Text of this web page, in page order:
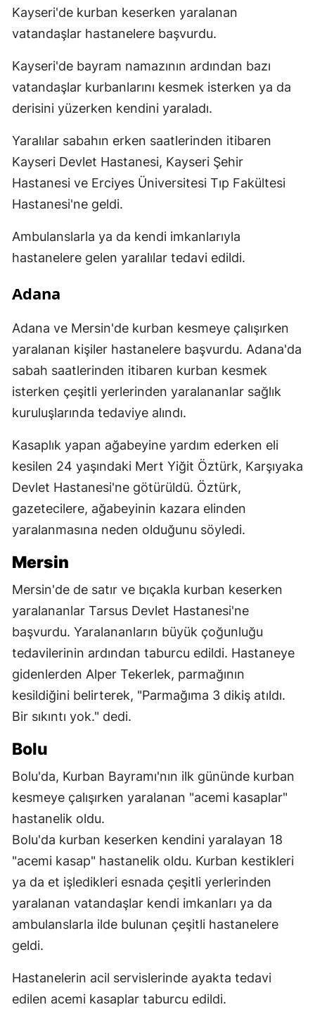
Kayseri'de kurban keserken yaralanan
vatandaşlar hastanelere başvurdu.
Kayseri'de bayram namazının ardından bazı
vatandaşlar kurbanlarını kesmek isterken ya da
derisini yüzerken kendini yaraladı.
Yaralılar sabahın erken saatlerinden itibaren
Kayseri Devlet Hastanesi, Kayseri Şehir
Hastanesi ve Erciyes Üniversitesi Tıp Fakültesi
Hastanesi'ne geldi.
Ambulanslarla ya da kendi imkanlarıyla
hastanelere gelen yaralılar tedavi edildi.
Adana
Adana ve Mersin'de kurban kesmeye çalışırken
yaralanan kişiler hastanelere başvurdu. Adana'da
sabah saatlerinden itibaren kurban kesmek
isterken çeşitli yerlerinden yaralananlar sağlık
kuruluşlarında tedaviye alındı.
Kasaplık yapan ağabeyine yardım ederken eli
kesilen 24 yaşındaki Mert Yiğit Öztürk, Karşıyaka
Devlet Hastanesi'ne götürüldü. Öztürk,
gazetecilere, ağabeyinin kazara elinden
yaralanmasına neden olduğunu söyledi.
Mersin
Mersin'de de satır ve bıçakla kurban keserken
yaralananlar Tarsus Devlet Hastanesi'ne
başvurdu. Yaralananların büyük çoğunluğu
tedavilerinin ardından taburcu edildi. Hastaneye
gidenlerden Alper Tekerlek, parmağının
kesildiğini belirterek, "Parmağıma 3 dikiş atıldı.
Bir sıkıntı yok." dedi.
Bolu
Bolu'da, Kurban Bayramı'nın ilk gününde kurban
kesmeye çalışırken yaralanan "acemi kasaplar"
hastanelik oldu.
Bolu'da kurban keserken kendini yaralayan 18
"acemi kasap" hastanelik oldu. Kurban kestikleri
ya da et işledikleri esnada çeşitli yerlerinden
yaralanan vatandaşlar kendi imkanları ya da
ambulanslarla ilde bulunan çeşitli hastanelere
geldi.
Hastanelerin acil servislerinde ayakta tedavi
edilen acemi kasaplar taburcu edildi.